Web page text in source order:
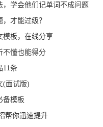
，学会他们记单词不成问题
才能过级？
模板，在线分享
不懂也能得分
11条
(面试版)
备模板
帮你迅速提升